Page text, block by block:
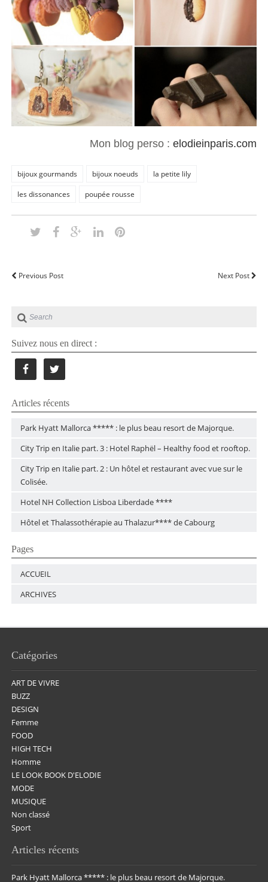
Mon blog perso :elodieinparis.com
bijoux gourmands bijoux noeuds
la petite lily
les dissonances
poupée rousse
Previous Post Next Post
Suivez nous en direct :
Articles récents
Park Hyatt Mallorca ***** : le plus beau resort de Majorque.
City Trip en Italie part. 3 : Hotel Raphël – Healthy food et rooftop.
City Trip en Italie part. 2 : Un hôtel et restaurant avec vue sur le
Colisée.
Hotel NH Collection Lisboa Liberdade ****
Hôtel et Thalassothérapie au Thalazur**** de Cabourg
Pages
ACCUEIL
ARCHIVES
Catégories
ART DE VIVRE
BUZZ
DESIGN
Femme
FOOD
HIGH TECH
Homme
LE LOOK BOOK D'ELODIE
MODE
MUSIQUE
Non classé
Sport
Articles récents
Park Hyatt Mallorca ***** : le plus beau resort de Majorque.